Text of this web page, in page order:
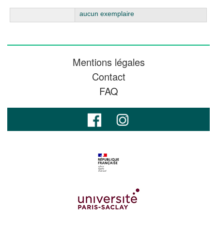
aucun exemplaire
Mentions légales
Contact
FAQ